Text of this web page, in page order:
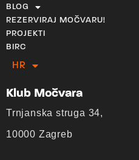
BLOG
REZERVIRAJ MOČVARU!
PROJEKTI
BIRC
HR
EN
Klub Močvara
Trnjanska struga 34,
10000 Zagreb